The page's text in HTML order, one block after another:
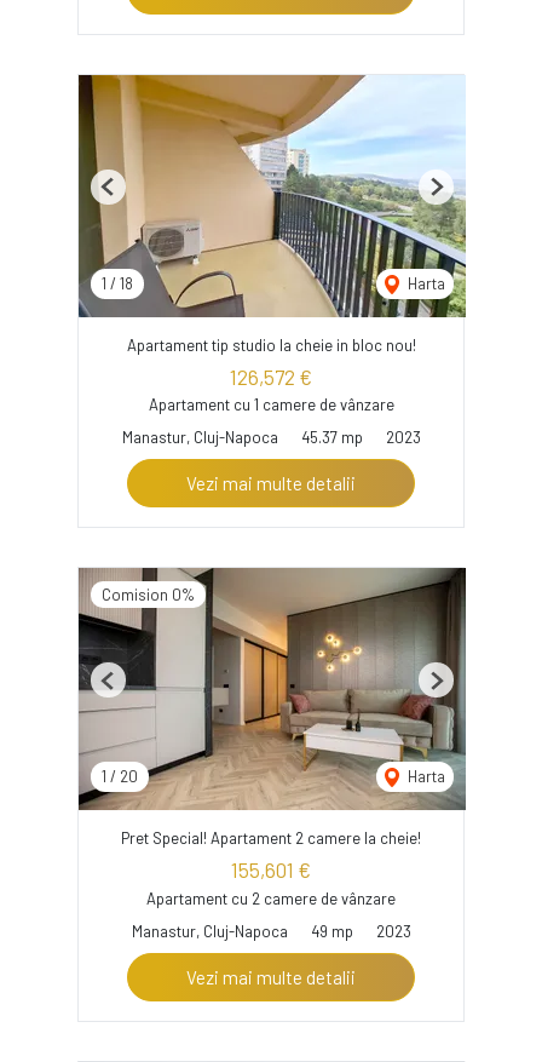
1 / 18 Harta
Previous Next
Apartament tip studio la cheie in bloc nou!
126,572 €
Apartament cu 1 camere de vânzare
Manastur, Cluj-Napoca
45.37 mp 2023
Vezi mai multe detalii
Comision 0%
1 / 20 Harta
Previous Next
Pret Special! Apartament 2 camere la cheie!
155,601 €
Apartament cu 2 camere de vânzare
Manastur, Cluj-Napoca
49 mp 2023
Vezi mai multe detalii